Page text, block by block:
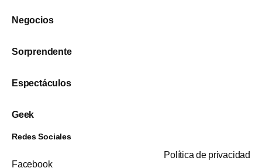
Negocios
Sorprendente
Espectáculos
Geek
Redes Sociales
Facebook
Política de privacidad